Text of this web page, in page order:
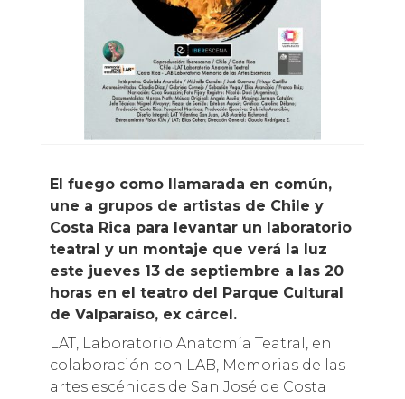
El fuego como llamarada en común,
une a grupos de artistas de Chile y
Costa Rica para levantar un laboratorio
teatral y un montaje que verá la luz
este jueves 13 de septiembre a las 20
horas en el teatro del Parque Cultural
de Valparaíso, ex cárcel.
LAT, Laboratorio Anatomía Teatral, en
colaboración con LAB, Memorias de las
artes escénicas de San José de Costa